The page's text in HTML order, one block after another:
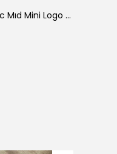
Yeni Sezon Classic Basic Mıd Mini Logo T-shirt